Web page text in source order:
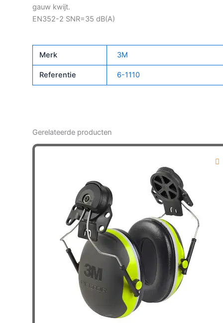
gauw kwijt.
EN352-2 SNR=35 dB(A)
Merk 3M
Referentie 6-1110
Gerelateerde producten